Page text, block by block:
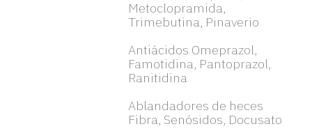
Metoclopramida,
Trimebutina, Pinaverio
Antiácidos Omeprazol,
Famotidina, Pantoprazol,
Ranitidina
Ablandadores de heces
Fibra, Senósidos, Docusato